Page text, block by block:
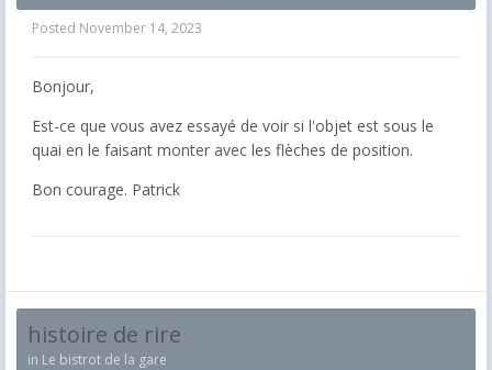
Posted November 14, 2023
Bonjour,
Est-ce que vous avez essayé de voir si l'objet est sous le
quai en le faisant monter avec les flèches de position.
Bon courage. Patrick
histoire de rire
in Le bistrot de la gare